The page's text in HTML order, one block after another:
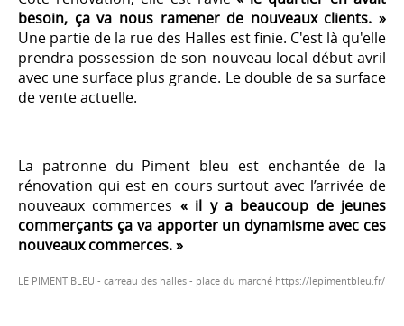
besoin, ça va nous ramener de nouveaux clients. »
Une partie de la rue des Halles est finie. C'est là qu'elle
prendra possession de son nouveau local début avril
avec une surface plus grande. Le double de sa surface
de vente actuelle.
La patronne du Piment bleu est enchantée de la
rénovation qui est en cours surtout avec l’arrivée de
nouveaux commerces « il y a beaucoup de jeunes
commerçants ça va apporter un dynamisme avec ces
nouveaux commerces. »
LE PIMENT BLEU - carreau des halles - place du marché https://lepimentbleu.fr/